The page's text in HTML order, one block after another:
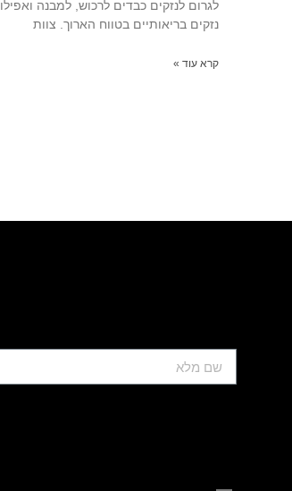
לגרום לנזקים כבדים לרכוש, למבנה ואפילו
נזקים בריאותיים בטווח הארוך. צוות
קרא עוד »